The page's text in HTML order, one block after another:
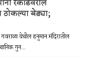
रेकॉर्डवरील
ठोकल्या बेड्या;
येथील हनुमान मंदिरातील
गुन...